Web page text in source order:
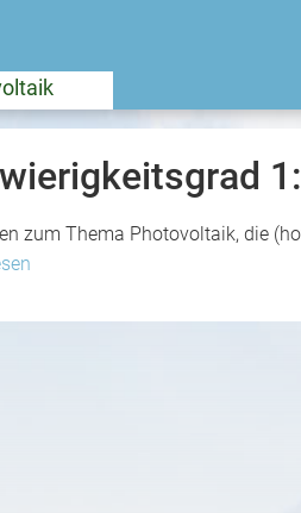
zum Thema Photovoltaik, die